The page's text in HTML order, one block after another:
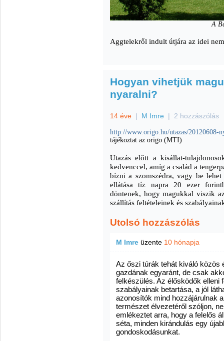
A
Aggtelekről indult útjára az idei
Hogyan vihetjük
nyaralni?
14 éve | M Imre | 2 hozzászólás
http://www.origo.hu/utazas/20120608-
tájékoztat az origo (MTI)
Utazás előtt a kisállat-
kedvenccel, amíg a család a
bízni a szomszédra, vagy be
ellátása tíz napra 20 ezer
döntenek, hogy magukkal viszik
szállítás feltételeinek és
Utolsó hozzászólás
M Imre üzente 10 hónapja
Az őszi túrák tehát kiváló közös
gazdának egyaránt, de csak
felkészülés. Az élősködők elleni
szabályainak betartása, a jól
azonosítók mind hozzájárulnak
természet élvezetéről szóljon,
emlékeztet arra, hogy a felelős
séta, minden kirándulás egy
gondoskodásunkat.